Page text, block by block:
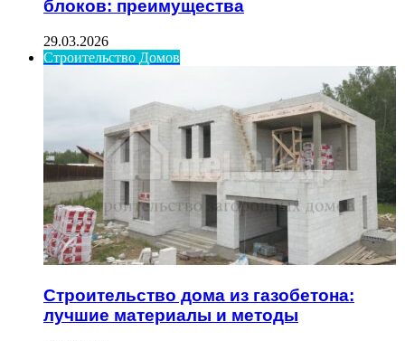
блоков: преимущества
29.03.2026
Строительство Домов
Строительство дома из газобетона:
лучшие материалы и методы